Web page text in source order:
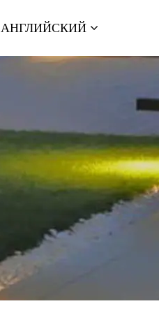
АНГЛИЙСКИЙ